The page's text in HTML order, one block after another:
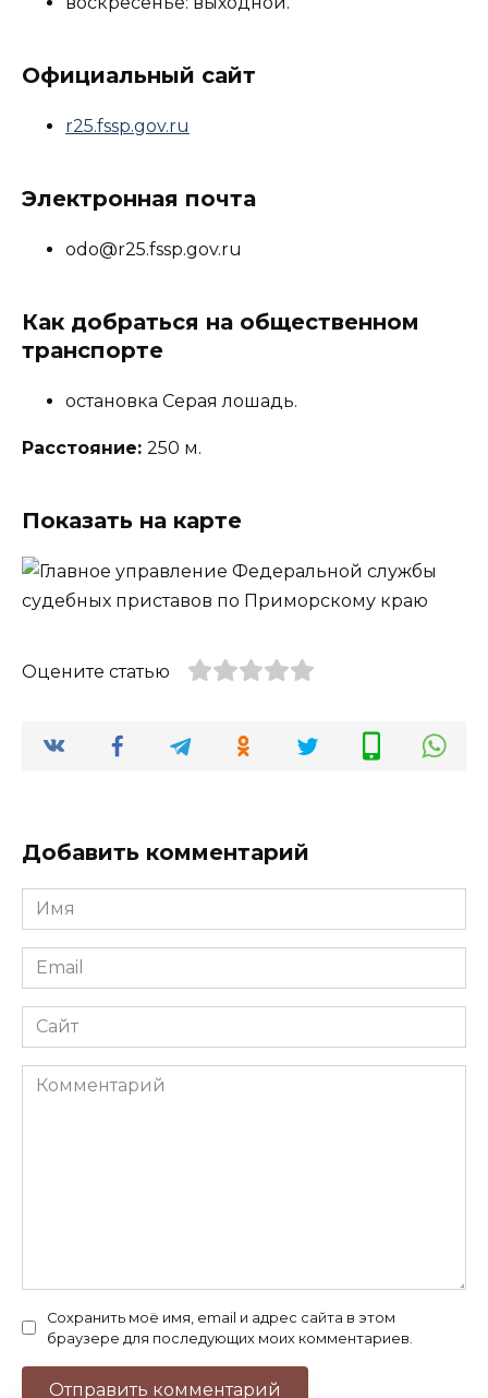
Официальный сайт
r25.fssp.gov.ru
Электронная почта
odo@r25.fssp.gov.ru
Как добраться на общественном
транспорте
остановка Серая лошадь.
Расстояние: 250 м.
Показать на карте
Оцените статью
Добавить комментарий
Имя
*
Email
*
Сайт
Комментарий
Сохранить моё имя, email и адрес сайта в этом
браузере для последующих моих комментариев.